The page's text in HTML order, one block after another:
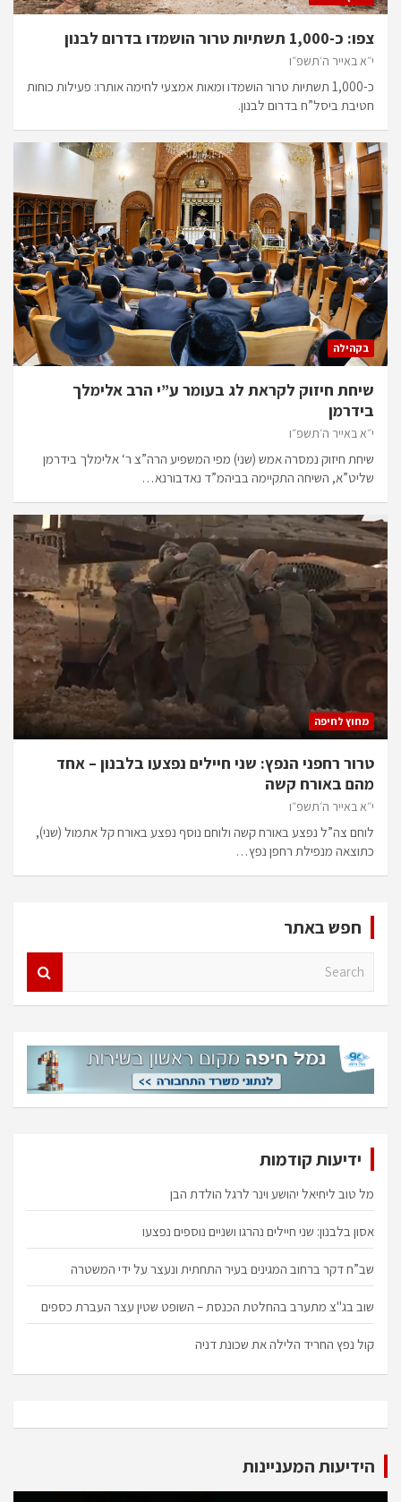
צפו: כ-1,000 תשתיות טרור הושמדו בדרום לבנון
י״א באייר ה׳תשפ״ו
כ-1,000 תשתיות טרור הושמדו ומאות אמצעי לחימה אותרו: פעילות כוחות
חטיבת ביסל”ח בדרום לבנון.
בקהילה
שיחת חיזוק לקראת לג בעומר ע”י הרב אלימלך
בידרמן
י״א באייר ה׳תשפ״ו
שיחת חיזוק נמסרה אמש (שני) מפי המשפיע הרה”צ ר‘ אלימלך בידרמן
שליט”א, השיחה התקיימה בביהמ”ד נאדבורנא…
מחוץ לחיפה
טרור רחפני הנפץ: שני חיילים נפצעו בלבנון – אחד
מהם באורח קשה
י״א באייר ה׳תשפ״ו
לוחם צה”ל נפצע באורח קשה ולוחם נוסף נפצע באורח קל אתמול (שני),
כתוצאה מנפילת רחפן נפץ…
חפש באתר
h
ידיעות קודמות
מל טוב ליחיאל יהושע וינר לרגל הולדת הבן
אסון בלבנון: שני חיילים נהרגו ושניים נוספים נפצעו
שב”ח דקר ברחוב המגינים בעיר התחתית ונעצר על ידי המשטרה
שוב בג"צ מתערב בהחלטת הכנסת – השופט שטין עצר העברת כספים
קול נפץ החריד הלילה את שכונת דניה
הידיעות המעניינות